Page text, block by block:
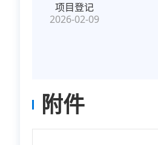
项目登记
2026-02-09
附件